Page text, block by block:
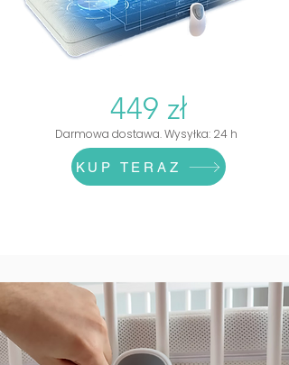
449 zł
Darmowa dostawa. Wysyłka: 24 h
KUP TERAZ